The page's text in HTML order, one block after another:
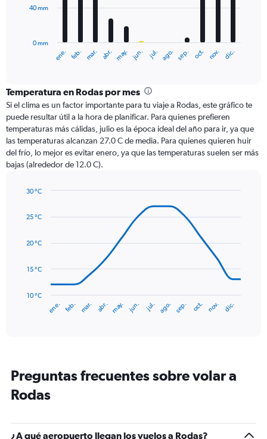
The
categories.
Range:
12
categories.
The
chart
has
1
axis
values.
ene. feb. mar. abr. may. jun. jul. ago. sep. oct. nov. dic.
0 mm
40 mm
Temperatura en Rodas por mes
Si el clima es un factor importante para tu viaje a Rodas, este gráfico te
puede resultar útil a la hora de planificar. Para quienes prefieren
temperaturas más cálidas, julio es la época ideal del año para ir, ya que
las temperaturas alcanzan 27.0 C de media. Para quienes quieren huir
del frío, lo mejor es evitar enero, ya que las temperaturas suelen ser más
bajas (alrededor de 12.0 C).
with
data
The
has
14
categories.
The
has
1
ene. feb. mar. abr. may. jun. jul. ago. sep. oct. nov. dic.
10 °C
15 °C
20 °C
25 °C
30 °C
Preguntas frecuentes sobre volar a
Rodas
¿A qué aeropuerto llegan los vuelos a Rodas?